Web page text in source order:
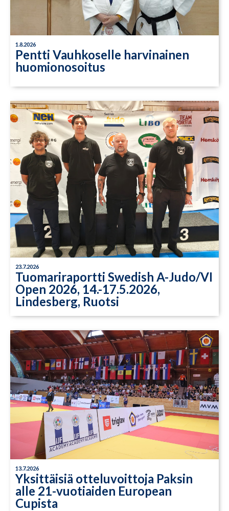
1.8.2026
Pentti Vauhkoselle harvinainen
huomionosoitus
23.7.2026
Tuomariraportti Swedish A-Judo/VI
Open 2026, 14.-17.5.2026,
Lindesberg, Ruotsi
13.7.2026
Yksittäisiä otteluvoittoja Paksin
alle 21-vuotiaiden European
Cupista